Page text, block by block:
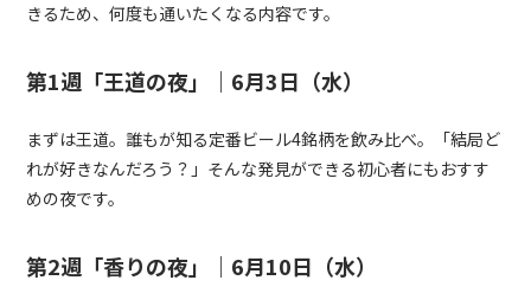
きるため、何度も通いたくなる内容です。
第1週「王道の夜」｜6月3日（水）
まずは王道。誰もが知る定番ビール4銘柄を飲み比べ。「結局ど
れが好きなんだろう？」そんな発見ができる初心者にもおすす
めの夜です。
第2週「香りの夜」｜6月10日（水）